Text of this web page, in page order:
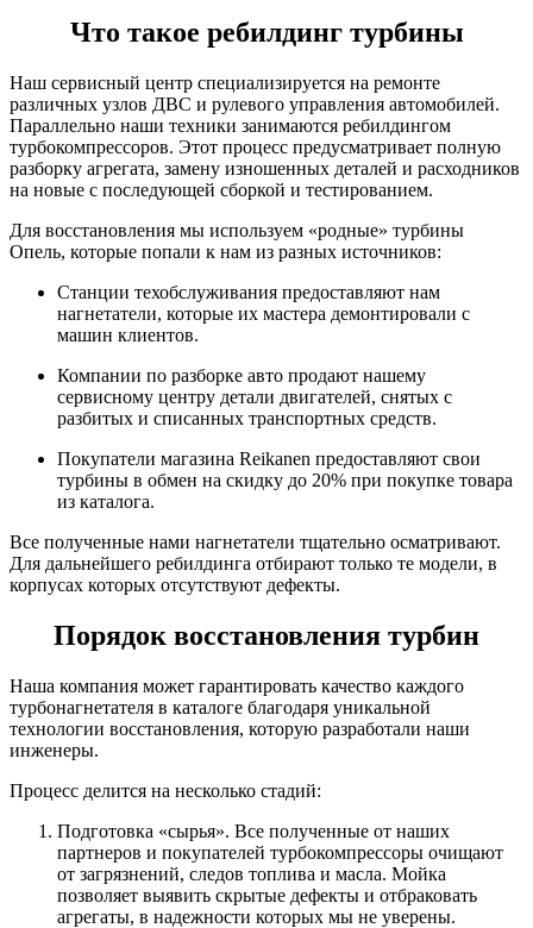
Что такое ребилдинг турбины
Наш сервисный центр специализируется на ремонте
различных узлов ДВС и рулевого управления автомобилей.
Параллельно наши техники занимаются ребилдингом
турбокомпрессоров. Этот процесс предусматривает полную
разборку агрегата, замену изношенных деталей и расходников
на новые с последующей сборкой и тестированием.
Для восстановления мы используем «родные» турбины
Опель, которые попали к нам из разных источников:
Станции техобслуживания предоставляют нам
нагнетатели, которые их мастера демонтировали с
машин клиентов.
Компании по разборке авто продают нашему
сервисному центру детали двигателей, снятых с
разбитых и списанных транспортных средств.
Покупатели магазина Reikanen предоставляют свои
турбины в обмен на скидку до 20% при покупке товара
из каталога.
Все полученные нами нагнетатели тщательно осматривают.
Для дальнейшего ребилдинга отбирают только те модели, в
корпусах которых отсутствуют дефекты.
Порядок восстановления турбин
Наша компания может гарантировать качество каждого
турбонагнетателя в каталоге благодаря уникальной
технологии восстановления, которую разработали наши
инженеры.
Процесс делится на несколько стадий:
Подготовка «сырья». Все полученные от наших
партнеров и покупателей турбокомпрессоры очищают
от загрязнений, следов топлива и масла. Мойка
позволяет выявить скрытые дефекты и отбраковать
агрегаты, в надежности которых мы не уверены.